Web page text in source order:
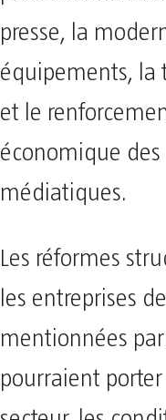
presse, la
équipements, la
et le
économique des
médiatiques.
Les réformes
les entreprises
mentionnées
pourraient